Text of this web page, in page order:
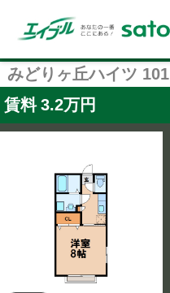
みどりヶ丘ハイツ 101
賃料 3.2万円